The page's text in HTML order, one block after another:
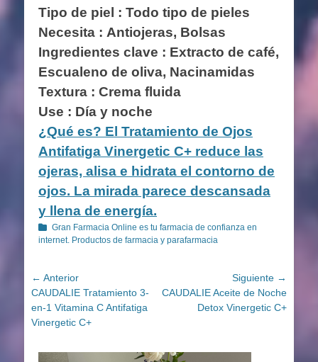
Tipo de piel : Todo tipo de pieles
Necesita : Antiojeras, Bolsas
Ingredientes clave : Extracto de café,
Escualeno de oliva, Nacinamidas
Textura : Crema fluida
Use : Día y noche
¿Qué es? El Tratamiento de Ojos
Antifatiga Vinergetic C+ reduce las
ojeras, alisa e hidrata el contorno de
ojos. La mirada parece descansada
y llena de energía.
Categorías
Gran Farmacia Online es tu farmacia de confianza en
internet. Productos de farmacia y parafarmacia
Navegación
de
entradas
← Anterior
Entrada
anterior:
CAUDALIE Tratamiento 3-
en-1 Vitamina C Antifatiga
Vinergetic C+
Siguiente →
Entrada
siguiente:
CAUDALIE Aceite de Noche
Detox Vinergetic C+